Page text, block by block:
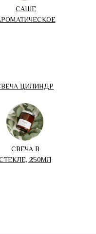
ЦИЛИНДР
САШЕ
СВЕЧА В
250МЛ